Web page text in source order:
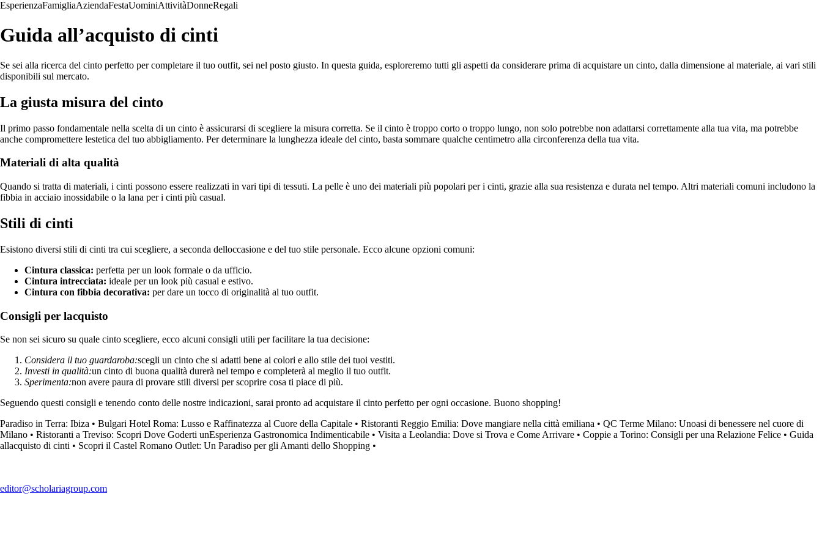
EsperienzaFamigliaAziendaFestaUominiAttivitàDonneRegali
Guida all’acquisto di cinti
Se sei alla ricerca del cinto perfetto per completare il tuo outfit, sei nel posto giusto. In questa guida, esploreremo tutti gli aspetti da considerare prima di acquistare un cinto, dalla dimensione al materiale, ai vari stili
disponibili sul mercato.
La giusta misura del cinto
Il primo passo fondamentale nella scelta di un cinto è assicurarsi di scegliere la misura corretta. Se il cinto è troppo corto o troppo lungo, non solo potrebbe non adattarsi correttamente alla tua vita, ma potrebbe
anche compromettere lestetica del tuo abbigliamento. Per determinare la lunghezza ideale del cinto, basta sommare qualche centimetro alla circonferenza della tua vita.
Materiali di alta qualità
Quando si tratta di materiali, i cinti possono essere realizzati in vari tipi di tessuti. La pelle è uno dei materiali più popolari per i cinti, grazie alla sua resistenza e durata nel tempo. Altri materiali comuni includono la
fibbia in acciaio inossidabile o la lana per i cinti più casual.
Stili di cinti
Esistono diversi stili di cinti tra cui scegliere, a seconda delloccasione e del tuo stile personale. Ecco alcune opzioni comuni:
Cintura classica: perfetta per un look formale o da ufficio.
Cintura intrecciata: ideale per un look più casual e estivo.
Cintura con fibbia decorativa: per dare un tocco di originalità al tuo outfit.
Consigli per lacquisto
Se non sei sicuro su quale cinto scegliere, ecco alcuni consigli utili per facilitare la tua decisione:
Considera il tuo guardaroba:scegli un cinto che si adatti bene ai colori e allo stile dei tuoi vestiti.
Investi in qualità:un cinto di buona qualità durerà nel tempo e completerà al meglio il tuo outfit.
Sperimenta:non avere paura di provare stili diversi per scoprire cosa ti piace di più.
Seguendo questi consigli e tenendo conto delle nostre indicazioni, sarai pronto ad acquistare il cinto perfetto per ogni occasione. Buono shopping!
Paradiso in Terra: Ibiza • Bulgari Hotel Roma: Lusso e Raffinatezza al Cuore della Capitale • Ristoranti Reggio Emilia: Dove mangiare nella città emiliana • QC Terme Milano: Unoasi di benessere nel cuore di
Milano • Ristoranti a Treviso: Scopri Dove Goderti unEsperienza Gastronomica Indimenticabile • Visita a Leolandia: Dove si Trova e Come Arrivare • Coppie a Torino: Consigli per una Relazione Felice • Guida
allacquisto di cinti • Scopri il Castel Romano Outlet: Un Paradiso per gli Amanti dello Shopping •
editor@scholariagroup.com